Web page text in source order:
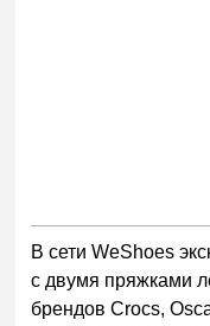
В сети WeShoes
с двумя пряжками
брендов Crocs,